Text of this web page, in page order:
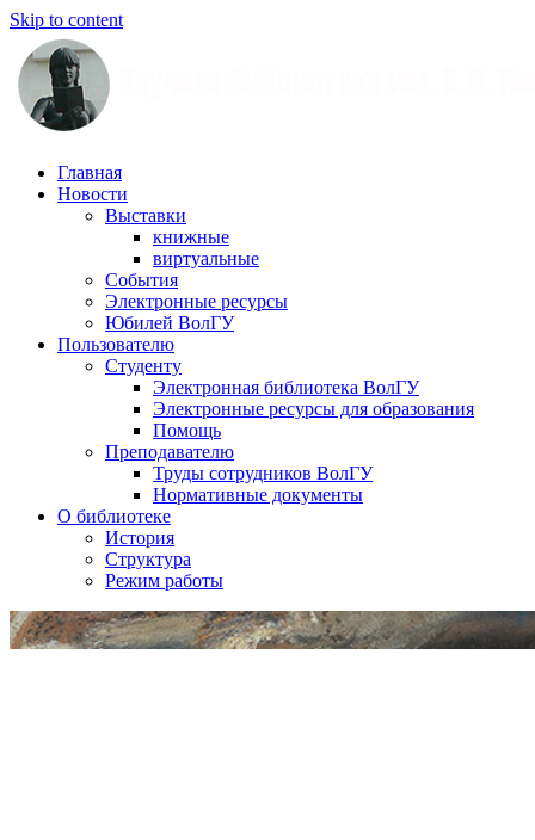
Skip to content
Научная
библиотека
Иншакова
Главная
Новости
Выставки
книжные
виртуальные
События
Электронные ресурсы
Юбилей ВолГУ
Пользователю
Студенту
Электронная библиотека ВолГУ
Электронные ресурсы для образования
Помощь
Преподавателю
Труды сотрудников ВолГУ
Нормативные документы
О библиотеке
История
Структура
Режим работы